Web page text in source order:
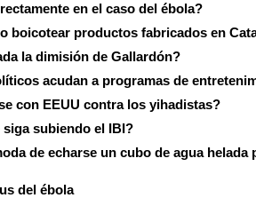
en el caso del ébola?
boicotear productos fabricados en
la dimisión de Gallardón?
acudan a programas de
con EEUU contra los yihadistas?
siga subiendo el IBI?
de echarse un cubo de agua helada
del ébola